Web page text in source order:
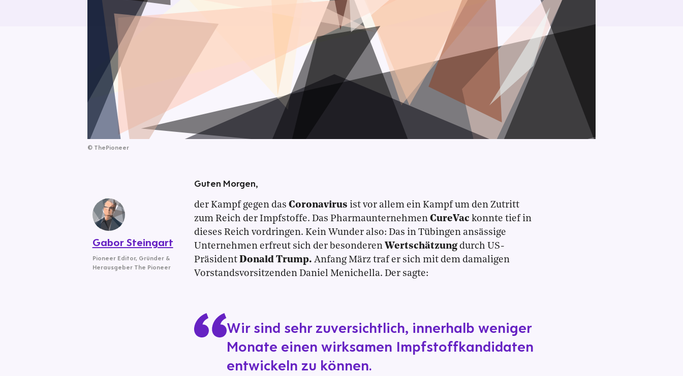
© ThePioneer
Guten Morgen,
der Kampf gegen das Coronavirus ist vor allem ein Kampf um den Zutritt
zum Reich der Impfstoffe. Das Pharmaunternehmen CureVac konnte tief in
dieses Reich vordringen. Kein Wunder also: Das in Tübingen ansässige
Unternehmen erfreut sich der besonderen Wertschätzung durch US-
Präsident Donald Trump. Anfang März traf er sich mit dem damaligen
Vorstandsvorsitzenden Daniel Menichella. Der sagte:
Wir sind sehr zuversichtlich, innerhalb weniger
Monate einen wirksamen Impfstoffkandidaten
entwickeln zu können.
Gabor Steingart
Pioneer Editor, Gründer &
Herausgeber The Pioneer